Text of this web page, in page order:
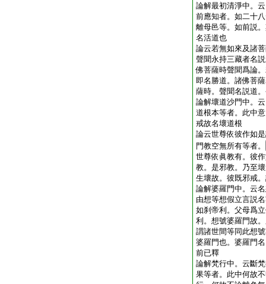
論解最初清淨中。
前應知者。如二十
離母邑等。如前説
名活道也
論云若無如來及諸
聲聞永持三藏者名
佛菩薩時聲聞爲論
即名勝道。諸佛菩
薩時。聲聞名説道
論解壞道沙門中。
道根本等者。此中
戒故名壞道根
論云世尊依彼作如
門教空無所有等者。
世尊依眞教有。彼
教。是邪教。乃至
生壞故。彼既邪戒
論解婆羅門中。云
由想等想假立言説
如刹帝利。父母爲
利。想號婆羅門故
謂諸世間等同此想
婆羅門也。婆羅門
前已釋
論解梵行中。云斷
果等者。此中何故